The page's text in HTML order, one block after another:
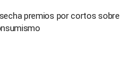
premios por cortos sobre